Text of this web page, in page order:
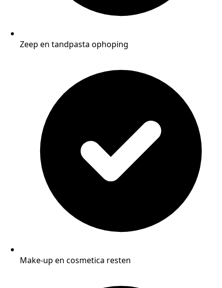
Zeep en tandpasta ophoping
Make-up en cosmetica resten